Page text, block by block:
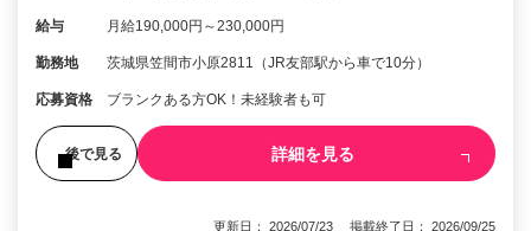
給与 月給190,000円～230,000円
勤務地 茨城県笠間市小原2811（JR友部駅から車で10分）
応募資格 ブランクある方OK！未経験者も可
後で見る 詳細を見る
更新日： 2026/07/23 掲載終了日： 2026/09/25